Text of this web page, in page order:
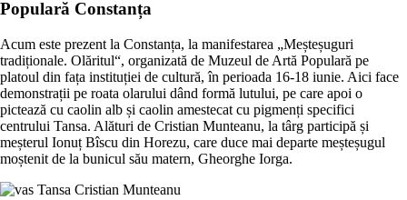
Populară Constanța
Acum este prezent la Constanța, la manifestarea „Meșteșuguri
tradiționale. Olăritul“, organizată de Muzeul de Artă Populară pe
platoul din fața instituției de cultură, în perioada 16-18 iunie. Aici face
demonstrații pe roata olarului dând formă lutului, pe care apoi o
pictează cu caolin alb și caolin amestecat cu pigmenți specifici
centrului Tansa. Alături de Cristian Munteanu, la târg participă și
meșterul Ionuț Bîscu din Horezu, care duce mai departe meșteșugul
moștenit de la bunicul său matern, Gheorghe Iorga.